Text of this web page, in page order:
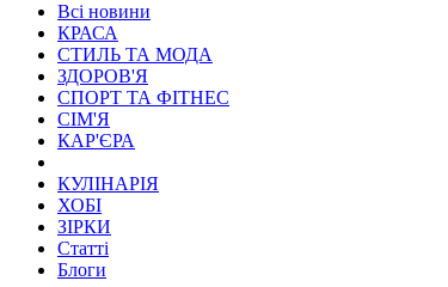
Всі новини
КРАСА
СТИЛЬ ТА МОДА
ЗДОРОВ'Я
СПОРТ ТА ФІТНЕС
СІМ'Я
КАР'ЄРА
КУЛІНАРІЯ
ХОБІ
ЗІРКИ
Статті
Блоги